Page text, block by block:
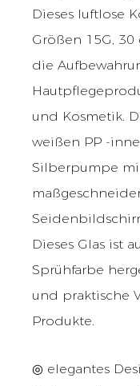
Dieses luftlose
Größen 15G,
die
und Kosmetik.
weißen PP -
Silberpumpe
Dieses Glas ist
Sprühfarbe
und praktische
Produkte.
◎ elegantes